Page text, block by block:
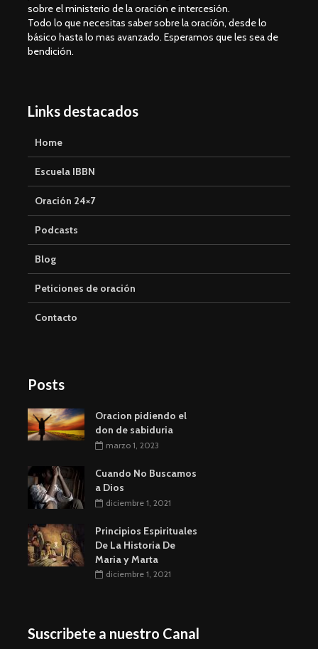
sobre el ministerio de la oración e intercesión.
Todo lo que necesitas saber sobre la oración, desde lo
básico hasta lo mas avanzado. Esperamos que les sea de
bendición.
Links destacados
Home
Escuela IBBN
Oración 24×7
Podcasts
Blog
Peticiones de oración
Contacto
Posts
Oracion pidiendo el
don de sabiduria
marzo 1, 2023
Cuando No Buscamos
a Dios
diciembre 1, 2021
Principios Espirituales
De La Historia De
Maria y Marta
diciembre 1, 2021
Suscribete a nuestro Canal